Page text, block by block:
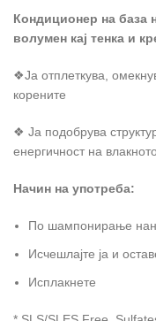
Кондиционер на база
волумен кај тенка и
❖Ја отплеткува,
корените
❖ Ја подобрува
eнергичност на
Начин на употреба:
По шампонирање
Исчешлајте ја и
Исплакнете